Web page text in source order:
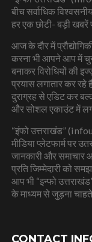
बीच सर्वाधिक
हर एक छोटी- बड़ी खबरें
आज के दौर में
करना भी आपने आप में
बनाकर विरोधियों की
प्रयास लगातार कर रहे
दुराग्रह से एडिट कर
और सोशल एकाउंट में
“इंफो उत्तराखंड”
मीडिया प्लेटफार्म पर
जानकारी और समाचार
प्रति जिम्मेदारी को
आप भी “इन्फो
के माध्यम से जुड़ना
CONTACT